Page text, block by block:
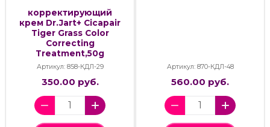
корректирующий
крем Dr.Jart+ Cicapair
Tiger Grass Color
Correcting
Treatment,50g
Артикул: 858-КДЛ-29
350.00 руб.
Артикул: 870-КДЛ-48
560.00 руб.